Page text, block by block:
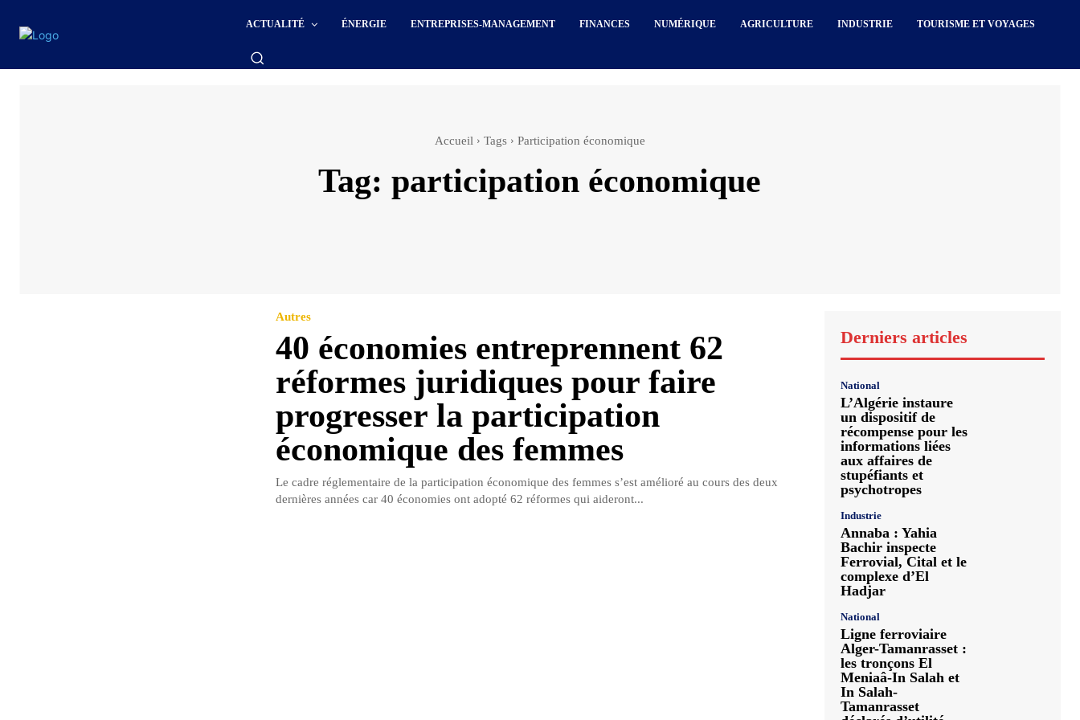
ACTUALITÉ ÉNERGIE ENTREPRISES-MANAGEMENT FINANCES NUMÉRIQUE AGRICULTURE INDUSTRIE TOURISME ET VOYAGES
Accueil Tags Participation économique
Tag: participation économique
Autres
40 économies entreprennent 62
réformes juridiques pour faire
progresser la participation
économique des femmes
Le cadre réglementaire de la participation économique des femmes s’est amélioré au cours des deux
dernières années car 40 économies ont adopté 62 réformes qui aideront...
Derniers articles
National
L’Algérie instaure
un dispositif de
récompense pour les
informations liées
aux affaires de
stupéfiants et
psychotropes
Industrie
Annaba : Yahia
Bachir inspecte
Ferrovial, Cital et le
complexe d’El
Hadjar
National
Ligne ferroviaire
Alger-Tamanrasset :
les tronçons El
Meniaâ-In Salah et
In Salah-
Tamanrasset